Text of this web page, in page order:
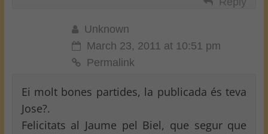
Unknown
March 23, 2011 at 10:51 pm
Permalink
Ei molt bones partides, la publicada és teva
Jose?.
Felicitats al Jaume pel Biel, que segur que